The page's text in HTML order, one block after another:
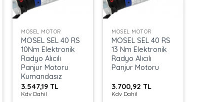
+
MOSEL MOTOR
MOSEL SEL 40 RS
10Nm Elektronik
Radyo Alıcılı
Panjur Motoru
Kumandasız
3.547,19TL
Kdv Dahil
+
MOSEL MOTOR
MOSEL SEL 40 RS
13 Nm Elektronik
Radyo Alıcılı
Panjur Motoru
3.700,92TL
Kdv Dahil